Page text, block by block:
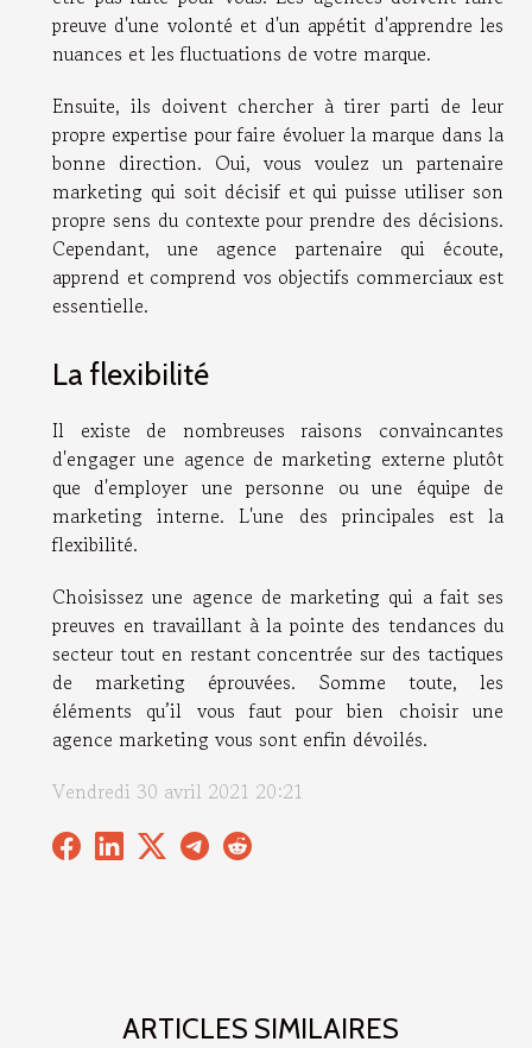
ARTICLES SIMILAIRES
preuve d'une volonté et d'un appétit d'apprendre les
nuances et les fluctuations de votre marque.
Ensuite, ils doivent chercher à tirer parti de leur
propre expertise pour faire évoluer la marque dans la
bonne direction. Oui, vous voulez un partenaire
marketing qui soit décisif et qui puisse utiliser son
propre sens du contexte pour prendre des décisions.
Cependant, une agence partenaire qui écoute,
apprend et comprend vos objectifs commerciaux est
essentielle.
La flexibilité
Il existe de nombreuses raisons convaincantes
d'engager une agence de marketing externe plutôt
que d'employer une personne ou une équipe de
marketing interne. L'une des principales est la
flexibilité.
Choisissez une agence de marketing qui a fait ses
preuves en travaillant à la pointe des tendances du
secteur tout en restant concentrée sur des tactiques
de marketing éprouvées. Somme toute, les
éléments qu’il vous faut pour bien choisir une
agence marketing vous sont enfin dévoilés.
Vendredi 30 avril 2021 20:21